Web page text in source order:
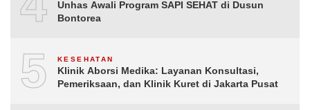
Unhas Awali Program SAPI SEHAT di Dusun
Bontorea
5 KESEHATAN
Klinik Aborsi Medika: Layanan Konsultasi,
Pemeriksaan, dan Klinik Kuret di Jakarta Pusat